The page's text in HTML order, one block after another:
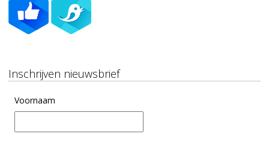
Inschrijven nieuwsbrief
Voornaam